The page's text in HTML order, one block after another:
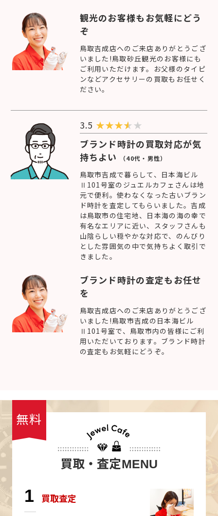
観光のお客様もお気軽にどう
ぞ
鳥取吉成店へのご来店ありがとうござ
いました!鳥取砂丘観光のお客様にも
ご利用いただけます。お父様のタイピ
ンなどアクセサリーの買取もお任せく
ださい。
3.5 ★★★
★
ブランド時計の買取対応が気
持ちよい
（40代・男性）
鳥取市吉成で暮らして、日本海ビル
Ⅱ101号室のジュエルカフェさんは地
元で便利。使わなくなった古いブラン
ド時計を査定してもらいました。吉成
は鳥取市の住宅地、日本海の海の幸で
有名なエリアに近い、スタッフさんも
山陰らしい穏やかな対応で、のんびり
とした雰囲気の中で気持ちよく取引で
きました。
ブランド時計の査定もお任せ
を
鳥取吉成店へのご来店ありがとうござ
いました!鳥取市吉成の日本海ビル
Ⅱ101号室で、鳥取市内の皆様にご利
用いただいております。ブランド時計
の査定もお気軽にどうぞ。
無料
買取・査定MENU
1 買取査定